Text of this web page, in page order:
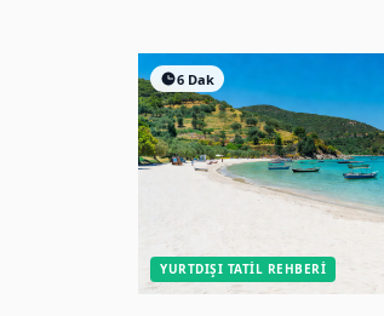
6 Dak
YURTDIŞI TATIL REHBERI